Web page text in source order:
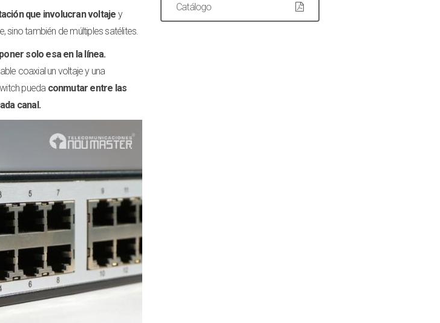
que involucran voltaje y
sino también de múltiples satélites.
solo esa en la línea.
coaxial un voltaje y una
pueda conmutar entre las
canal.
Catálogo